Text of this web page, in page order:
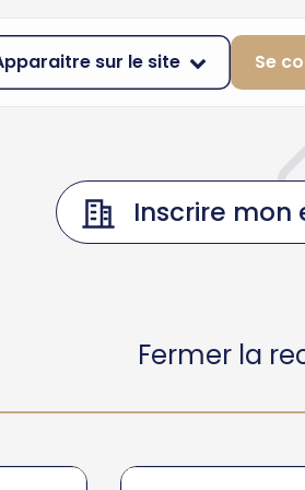
sur le site Se
Inscrire mon
Fermer la